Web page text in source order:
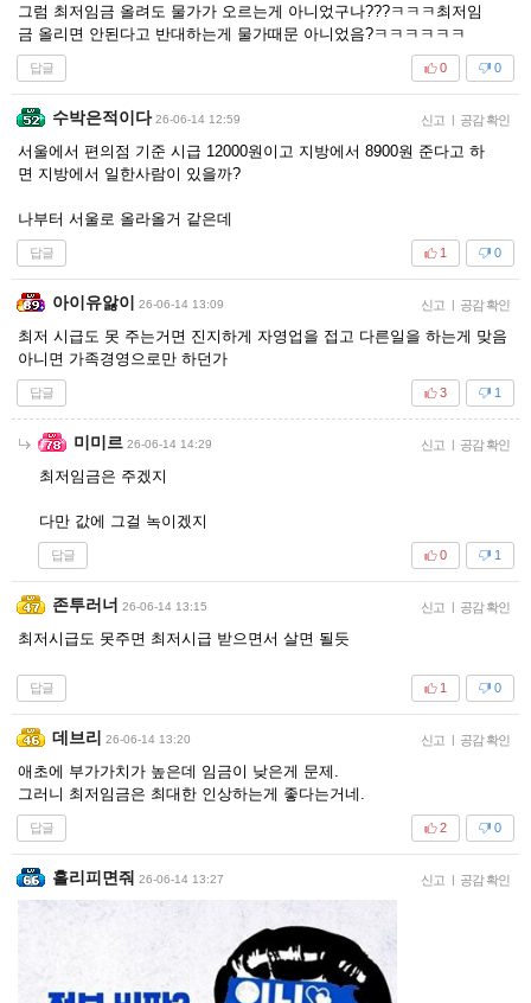
그럼 최저임금 올려도 물가가 오르는게 아니었구나???ㅋㅋㅋ최저임
금 올리면 안된다고 반대하는게 물가때문 아니었음?ㅋㅋㅋㅋㅋㅋ
답글 0
0
수박은적이다 26-06-14 12:59 신고 | 공감 확인
서울에서 편의점 기준 시급 12000원이고 지방에서 8900원 준다고 하
면 지방에서 일한사람이 있을까?
나부터 서울로 올라올거 같은데
답글 0
1
아이유앓이 26-06-14 13:09 신고 | 공감 확인
최저 시급도 못 주는거면 진지하게 자영업을 접고 다른일을 하는게 맞음
아니면 가족경영으로만 하던가
답글 1
3
미미르 26-06-14 14:29 신고 | 공감 확인
최저임금은 주겠지
다만 값에 그걸 녹이겠지
답글 1
0
존투러너 26-06-14 13:15 신고 | 공감 확인
최저시급도 못주면 최저시급 받으면서 살면 될듯
답글 0
1
데브리 26-06-14 13:20 신고 | 공감 확인
애초에 부가가치가 높은데 임금이 낮은게 문제.
그러니 최저임금은 최대한 인상하는게 좋다는거네.
답글 0
2
홀리피면줘 26-06-14 13:27 신고 | 공감 확인